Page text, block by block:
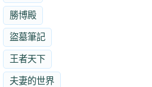
勝博殿
盜墓筆記
王者天下
夫妻的世界